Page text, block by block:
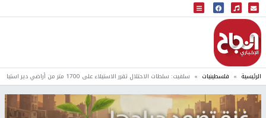
البث المباشر
إذاعة النجاح
الرئيسية فلسطينيات سلفيت: سلطات الاحتلال تقرر الاستيلاء على 1700 متر من أراضي دير استيا